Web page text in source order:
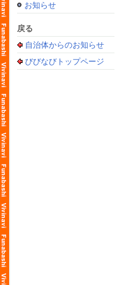
お知らせ
戻る
自治体からのお知らせ
びびなびトップページ